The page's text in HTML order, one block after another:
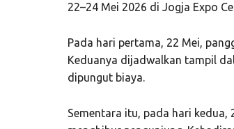
22–24 Mei 2026 di Jogja Expo
Pada hari pertama, 22 Mei,
Keduanya dijadwalkan tampil
dipungut biaya.
Sementara itu, pada hari kedua,